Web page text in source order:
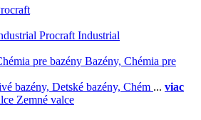
Procraft Industrial
Bazény, Chémia pre
bazény, Detské bazény, Chém ... viac
Zemné valce